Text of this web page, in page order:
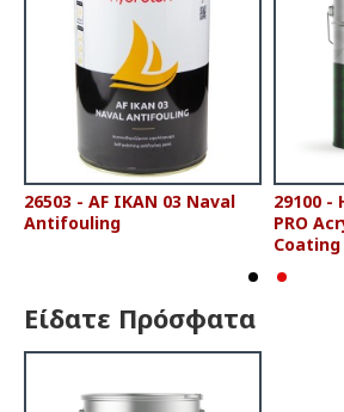
26503 - AF IKAN 03 Naval
Antifouling
29100 -
PRO
Coating
Είδατε Πρόσφατα